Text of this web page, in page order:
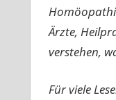
Ärzte,
verstehen,
Für viele